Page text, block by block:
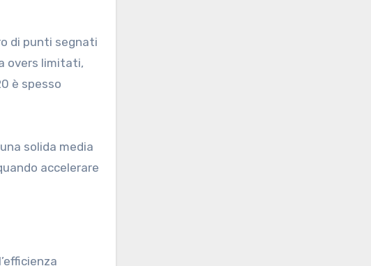
di punti segnati
overs limitati,
è spesso
solida media
accelerare